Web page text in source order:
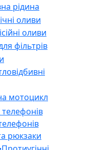
рідина
оливи
оливи
фільтрів
мотоцикл
рюкзаки